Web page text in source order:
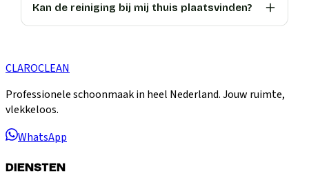
Kan de reiniging bij mij thuis plaatsvinden?
CLAROCLEAN
Professionele schoonmaak in heel Nederland. Jouw ruimte,
vlekkeloos.
WhatsApp
DIENSTEN